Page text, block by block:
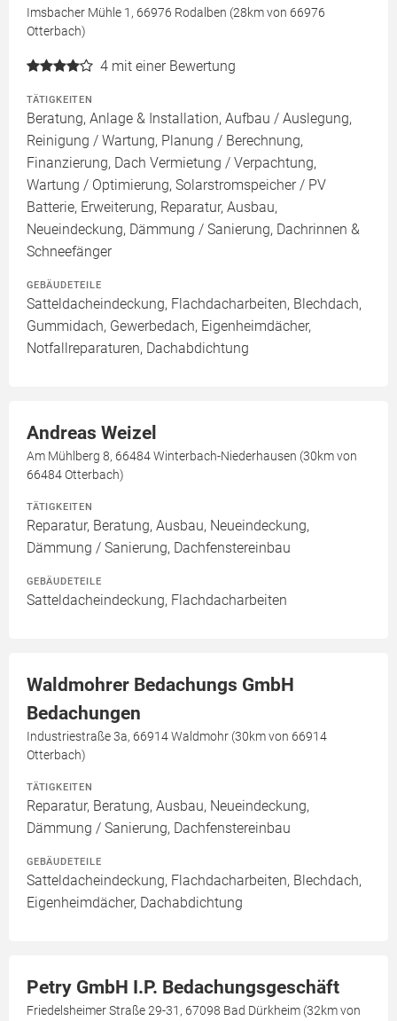
Imsbacher Mühle 1, 66976 Rodalben (28km von 66976
Otterbach)
4 mit einer Bewertung
TÄTIGKEITEN
Beratung, Anlage & Installation, Aufbau / Auslegung,
Reinigung / Wartung, Planung / Berechnung,
Finanzierung, Dach Vermietung / Verpachtung,
Wartung / Optimierung, Solarstromspeicher / PV
Batterie, Erweiterung, Reparatur, Ausbau,
Neueindeckung, Dämmung / Sanierung, Dachrinnen &
Schneefänger
GEBÄUDETEILE
Satteldacheindeckung, Flachdacharbeiten, Blechdach,
Gummidach, Gewerbedach, Eigenheimdächer,
Notfallreparaturen, Dachabdichtung
Andreas Weizel
Am Mühlberg 8, 66484 Winterbach-Niederhausen (30km von
66484 Otterbach)
TÄTIGKEITEN
Reparatur, Beratung, Ausbau, Neueindeckung,
Dämmung / Sanierung, Dachfenstereinbau
GEBÄUDETEILE
Satteldacheindeckung, Flachdacharbeiten
Waldmohrer Bedachungs GmbH
Bedachungen
Industriestraße 3a, 66914 Waldmohr (30km von 66914
Otterbach)
TÄTIGKEITEN
Reparatur, Beratung, Ausbau, Neueindeckung,
Dämmung / Sanierung, Dachfenstereinbau
GEBÄUDETEILE
Satteldacheindeckung, Flachdacharbeiten, Blechdach,
Eigenheimdächer, Dachabdichtung
Petry GmbH I.P. Bedachungsgeschäft
Friedelsheimer Straße 29-31, 67098 Bad Dürkheim (32km von